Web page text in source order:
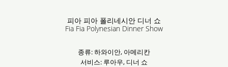
피아 피아 폴리네시안 디너 쇼
Fia Fia Polynesian Dinner Show
종류: 하와이안, 아메리칸
서비스: 루아우, 디너 쇼